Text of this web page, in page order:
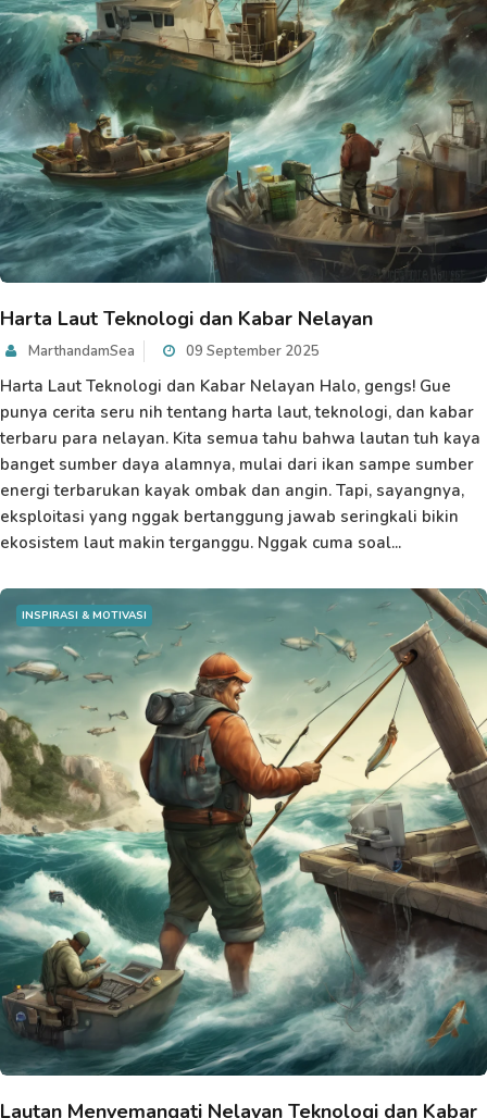
Harta Laut Teknologi dan Kabar Nelayan
MarthandamSea 09 September 2025
Harta Laut Teknologi dan Kabar Nelayan Halo, gengs! Gue
punya cerita seru nih tentang harta laut, teknologi, dan kabar
terbaru para nelayan. Kita semua tahu bahwa lautan tuh kaya
banget sumber daya alamnya, mulai dari ikan sampe sumber
energi terbarukan kayak ombak dan angin. Tapi, sayangnya,
eksploitasi yang nggak bertanggung jawab seringkali bikin
ekosistem laut makin terganggu. Nggak cuma soal...
INSPIRASI & MOTIVASI
Lautan Menyemangati Nelayan Teknologi dan Kabar